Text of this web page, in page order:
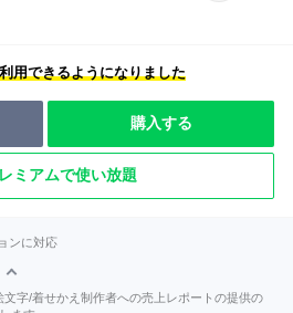
用できるようになりました
購入する
ミアムで使い放題
ンに対応
字/着せかえ制作者への売上レポートの提供の